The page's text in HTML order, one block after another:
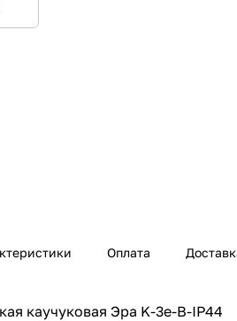
Оплата
каучуковая Эра K-3e-B-IP44